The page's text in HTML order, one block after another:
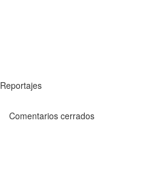
Reportajes
Comentarios cerrados